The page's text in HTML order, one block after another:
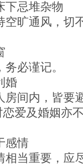
下忌堆杂物
空旷通风，切
必谨记。
婚
房间内，皆要
爱及婚姻亦
感情
相当重要，应